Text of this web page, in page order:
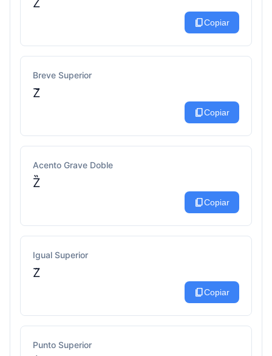
Z̃
content_copyCopiar
Breve Superior
Z̆
content_copyCopiar
Acento Grave Doble
Z̏
content_copyCopiar
Igual Superior
Z͂
content_copyCopiar
Punto Superior